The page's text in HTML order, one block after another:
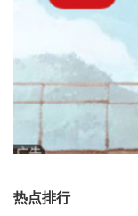
热点排行